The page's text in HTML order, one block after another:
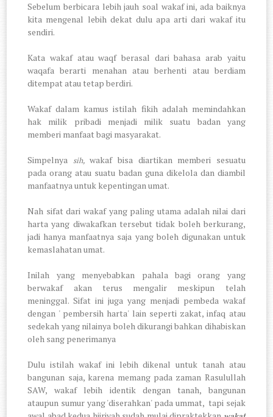
Sebelum berbicara lebih jauh soal wakaf ini, ada baiknya
kita mengenal lebih dekat dulu apa arti dari wakaf itu
sendiri.
Kata wakaf atau waqf berasal dari bahasa arab yaitu
waqafa berarti menahan atau berhenti atau berdiam
ditempat atau tetap berdiri.
Wakaf dalam kamus istilah fikih adalah memindahkan
hak milik pribadi menjadi milik suatu badan yang
memberi manfaat bagi masyarakat.
Simpelnya sih,wakaf bisa diartikan memberi sesuatu
pada orang atau suatu badan guna dikelola dan diambil
manfaatnya untuk kepentingan umat.
Nah sifat dari wakaf yang paling utama adalah nilai dari
harta yang diwakafkan tersebut tidak boleh berkurang,
jadi hanya manfaatnya saja yang boleh digunakan untuk
kemaslahatan umat.
Inilah yang menyebabkan pahala bagi orang yang
berwakaf akan terus mengalir meskipun telah
meninggal. Sifat ini juga yang menjadi pembeda wakaf
dengan ' pembersih harta' lain seperti zakat, infaq atau
sedekah yang nilainya boleh dikurangi bahkan dihabiskan
oleh sang penerimanya
Dulu istilah wakaf ini lebih dikenal untuk tanah atau
bangunan saja, karena memang pada zaman Rasulullah
SAW, wakaf lebih identik dengan tanah, bangunan
ataupun sumur yang 'diserahkan' pada ummat, tapi sejak